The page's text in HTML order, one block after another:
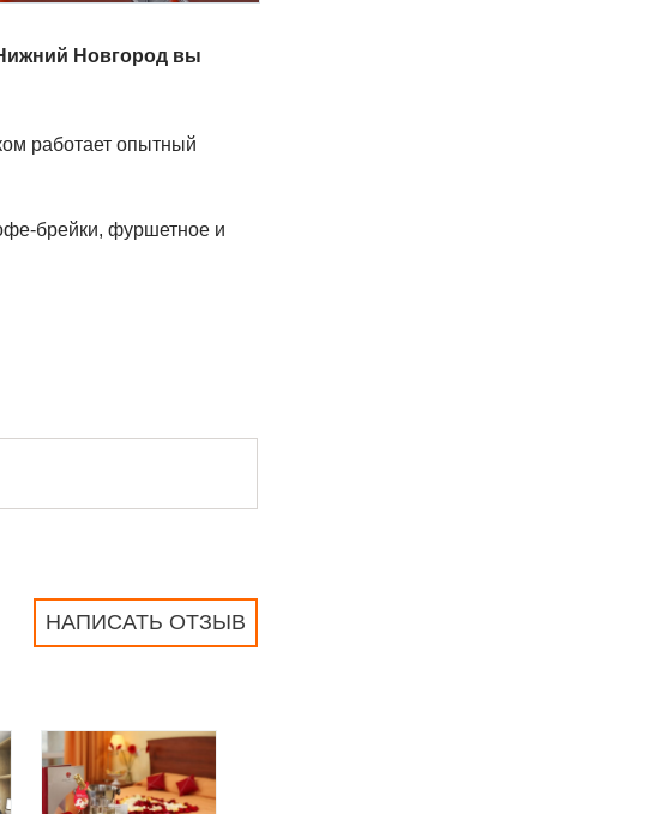
Новгород вы
работает опытный
брейки, фуршетное и
НАПИСАТЬ ОТЗЫВ